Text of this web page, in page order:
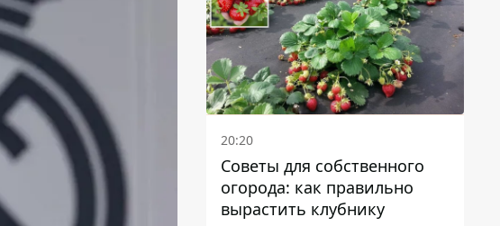
20:20
Советы для собственного
огорода: как правильно
вырастить клубнику